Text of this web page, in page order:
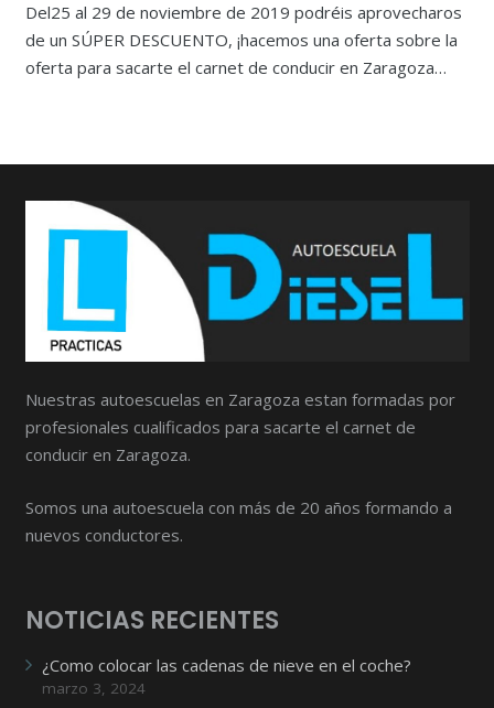
Del25 al 29 de noviembre de 2019 podréis aprovecharos
de un SÚPER DESCUENTO, ¡hacemos una oferta sobre la
oferta para sacarte el carnet de conducir en Zaragoza…
Nuestras autoescuelas en Zaragoza estan formadas por
profesionales cualificados para sacarte el carnet de
conducir en Zaragoza.
Somos una autoescuela con más de 20 años formando a
nuevos conductores.
NOTICIAS RECIENTES
¿Como colocar las cadenas de nieve en el coche?
marzo 3, 2024